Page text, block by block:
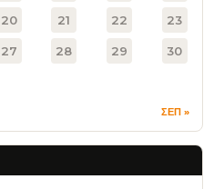
20 21 22 23
27 28 29 30
ΣΕΠ »